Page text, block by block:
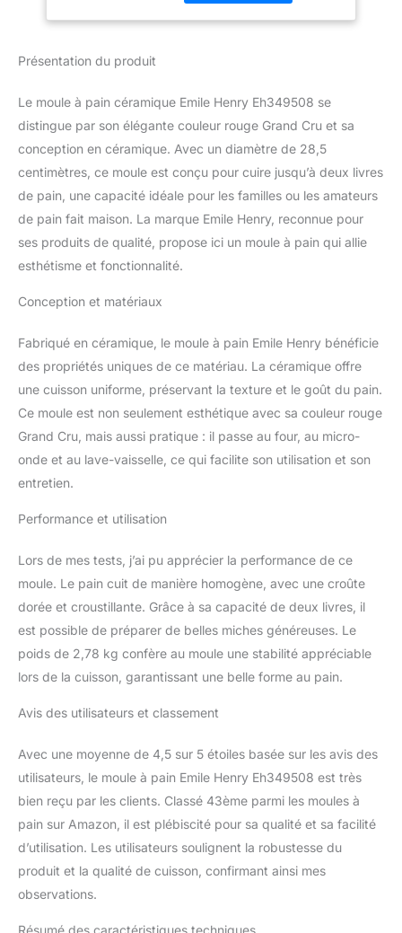
réchauffer son pain sans
le sécher et de le
conserver plus
une grignette pour
inciser le pain avant la
cuisson et un livret de
recettes. S'utilise au four,
Présentation du produit
Le moule à pain céramique Emile Henry Eh349508 se
distingue par son élégante couleur rouge Grand Cru et sa
conception en céramique. Avec un diamètre de 28,5
centimètres, ce moule est conçu pour cuire jusqu’à deux livres
de pain, une capacité idéale pour les familles ou les amateurs
de pain fait maison. La marque Emile Henry, reconnue pour
ses produits de qualité, propose ici un moule à pain qui allie
esthétisme et fonctionnalité.
Conception et matériaux
Fabriqué en céramique, le moule à pain Emile Henry bénéficie
des propriétés uniques de ce matériau. La céramique offre
une cuisson uniforme, préservant la texture et le goût du pain.
Ce moule est non seulement esthétique avec sa couleur rouge
Grand Cru, mais aussi pratique : il passe au four, au micro-
onde et au lave-vaisselle, ce qui facilite son utilisation et son
entretien.
Performance et utilisation
Lors de mes tests, j’ai pu apprécier la performance de ce
moule. Le pain cuit de manière homogène, avec une croûte
dorée et croustillante. Grâce à sa capacité de deux livres, il
est possible de préparer de belles miches généreuses. Le
poids de 2,78 kg confère au moule une stabilité appréciable
lors de la cuisson, garantissant une belle forme au pain.
Avis des utilisateurs et classement
Avec une moyenne de 4,5 sur 5 étoiles basée sur les avis des
utilisateurs, le moule à pain Emile Henry Eh349508 est très
bien reçu par les clients. Classé 43ème parmi les moules à
pain sur Amazon, il est plébiscité pour sa qualité et sa facilité
d’utilisation. Les utilisateurs soulignent la robustesse du
produit et la qualité de cuisson, confirmant ainsi mes
observations.